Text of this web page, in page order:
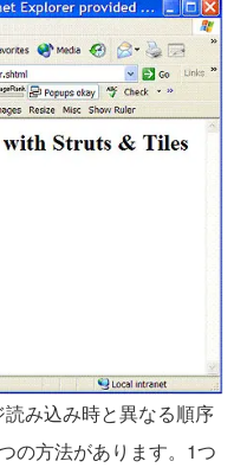
み込み時と異なる順序
の方法があります。1つ